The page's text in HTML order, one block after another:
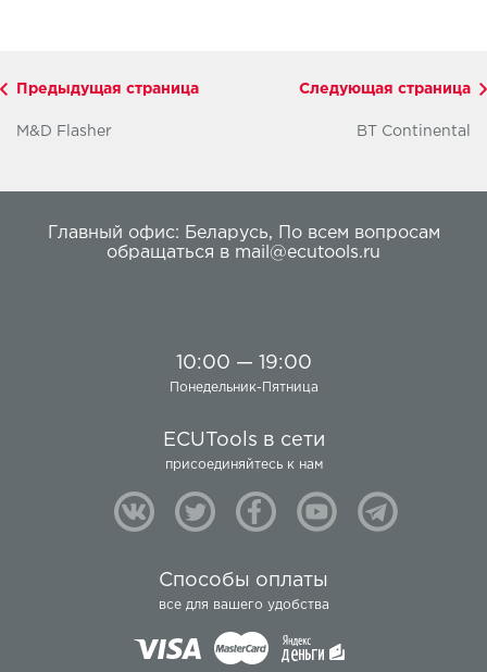
Предыдущая страница
M&D Flasher
Следующая страница
BT Continental
Главный офис: Беларусь,
По всем вопросам
обращаться в mail@ecutools.ru
10:00 — 19:00
Понедельник-Пятница
ECUTools в сети
присоединяйтесь к нам
Способы оплаты
все для вашего удобства